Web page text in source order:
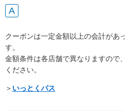
クーポンは一定金額以上の会計があ
す。
金額条件は各店舗で異なりますので
ください。
＞ いっとくパス